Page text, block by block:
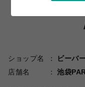
ショップ名
ビーバ
店舗名
池袋